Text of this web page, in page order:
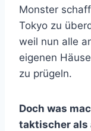
Monster
Tokyo zu
weil nun alle
eigenen
zu prügeln.
Doch was
taktischer als